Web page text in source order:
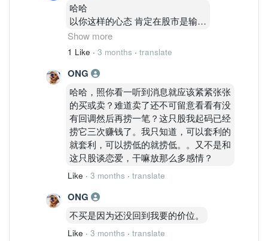
哈哈
以你这样的心态 肯定在股市是输家
卖了老盯着不放
到下了也不敢买
就讲些有的没的
哈哈哈
股市就缺你这样的人才
确定你是输家
哈哈哈
心态很重要但你缺没有
哈哈
Show more
1 Like · 3 months · translate
ONG
哈哈，照你看一听到消息就应该紧紧张张
的买或卖？难道卖了还不可留意看看有没
有回调然后再捞一笔？这只股我起码已经
捞它三次赚钱了。我只知道，可以套利的
就套利，可以捞低的就捞低。。又不是和
这只股谈恋爱，干嘛放那么多感情？
Like · 3 months · translate
ONG
不买是因为还没回到我要的价位。
Like · 3 months · translate